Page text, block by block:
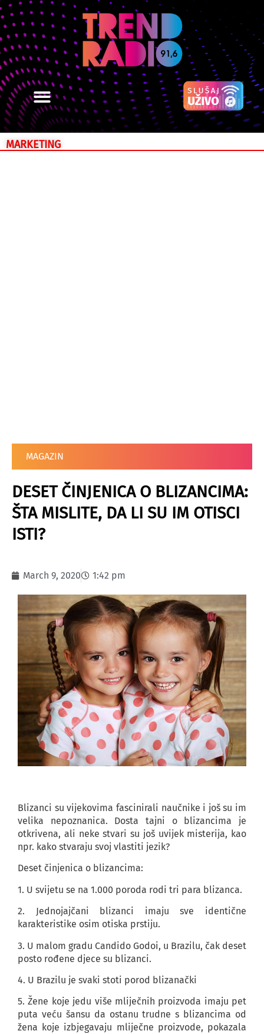
MARKETING
MAGAZIN
DESET ČINJENICA O BLIZANCIMA:
ŠTA MISLITE, DA LI SU IM OTISCI
ISTI?
March 9, 2020 1:42 pm
Blizanci su vijekovima fascinirali naučnike i još su im
velika nepoznanica. Dosta tajni o blizancima je
otkrivena, ali neke stvari su još uvijek misterija, kao
npr. kako stvaraju svoj vlastiti jezik?
Deset činjenica o blizancima:
1. U svijetu se na 1.000 poroda rodi tri para blizanca.
2. Jednojajčani blizanci imaju sve identične
karakteristike osim otiska prstiju.
3. U malom gradu Candido Godoi, u Brazilu, čak deset
posto rođene djece su blizanci.
4. U Brazilu je svaki stoti porod blizanački
5. Žene koje jedu više mliječnih proizvoda imaju pet
puta veću šansu da ostanu trudne s blizancima od
žena koje izbjegavaju mliječne proizvode, pokazala